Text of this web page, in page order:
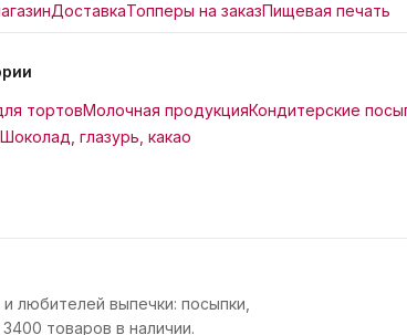
ДоставкаТопперы на заказПищевая печать
тортовМолочная продукцияКондитерские
Шоколад, глазурь, какао
любителей выпечки: посыпки,
товаров в наличии.